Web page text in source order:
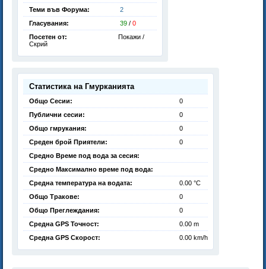
Теми във Форума:
2
Гласувания:
39 / 0
Посетен от:
Покажи /
Скрий
Статистика на Гмурканията
Общо Сесии:
0
Публични сесии:
0
Общо гмрукания:
0
Среден брой Приятели:
0
Средно Време под вода за сесия:
Средно Максимално време под вода:
Средна температура на водата:
0.00 °C
Общо Тракове:
0
Общо Преглеждания:
0
Средна GPS Точност:
0.00 m
Средна GPS Скорост:
0.00 km/h